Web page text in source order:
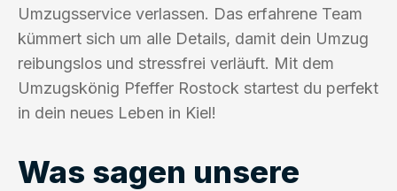
Umzugsservice verlassen. Das erfahrene Team
kümmert sich um alle Details, damit dein Umzug
reibungslos und stressfrei verläuft. Mit dem
Umzugskönig Pfeffer Rostock startest du perfekt
in dein neues Leben in Kiel!
Was sagen unsere